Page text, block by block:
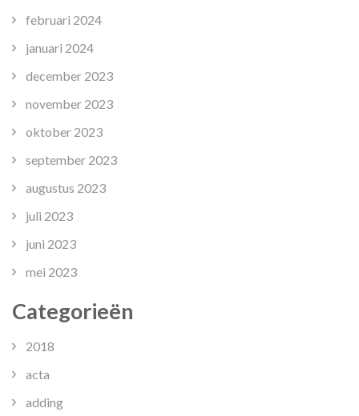
februari 2024
januari 2024
december 2023
november 2023
oktober 2023
september 2023
augustus 2023
juli 2023
juni 2023
mei 2023
Categorieën
2018
acta
adding